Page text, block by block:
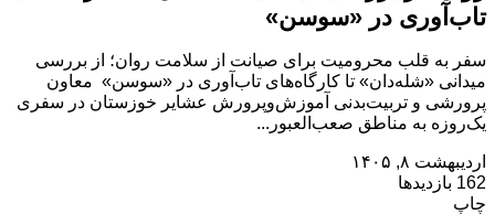
تاب‌آوری در «سوسن»
سفر به قلب محرومیت برای صیانت از سلامت روان؛ از بررسی
میدانی «شله‌دان» تا کارگاه‌های تاب‌آوری در «سوسن» ‌ معاون
پرورشی و تربیت‌بدنی آموزش‌وپرورش عشایر خوزستان در سفری
یک‌روزه به مناطق صعب‌العبور...
اردیبهشت ۸, ۱۴۰۵
162 بازدیدها
چاپ